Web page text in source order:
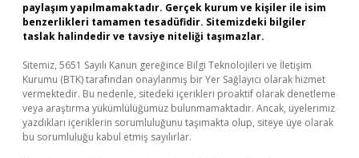
paylaşım yapılmamaktadır. Gerçek kurum ve kişiler ile isim
benzerlikleri tamamen tesadüfidir. Sitemizdeki bilgiler
taslak halindedir ve tavsiye niteliği taşımazlar.
Sitemiz, 5651 Sayılı Kanun gereğince Bilgi Teknolojileri ve İletişim
Kurumu (BTK) tarafından onaylanmış bir Yer Sağlayıcı olarak hizmet
vermektedir. Bu nedenle, sitedeki içerikleri proaktif olarak denetleme
veya araştırma yükümlülüğümüz bulunmamaktadır. Ancak, üyelerimiz
yazdıkları içeriklerin sorumluluğunu taşımakta olup, siteye üye olarak
bu sorumluluğu kabul etmiş sayılırlar.